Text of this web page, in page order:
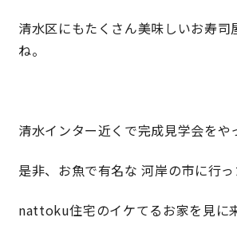
ラインナップ
Groovin’
nattoku住宅25周年記念モデル
清水区にもたくさん美味しいお寿司
ね。
清水インター近くで完成見学会をや
是非、お魚で有名な 河岸の市に行っ
nattoku住宅のイケてるお家を見に